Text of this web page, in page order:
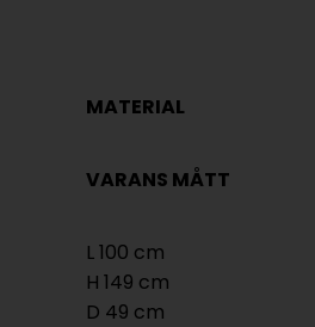
MATERIAL
VARANS MÅTT
L 100 cm
H 149 cm
D 49 cm